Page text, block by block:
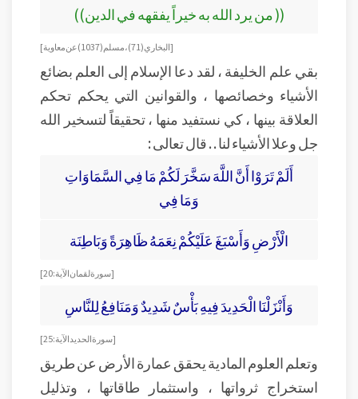
(( من يرد الله به خيراً يفقهه في الدين))
[ البخاري ( 71 ) ، مسلم ( 1037 ) عن معاوية ]
بقي علم الخليفة ، لقد دعا الإسلام إلى العلم بضائع
الأشياء وخصائصها ، والقوانين التي يحكم تحكم
العلاقة بينها ، كي نستفيد منها ، تحقيقاً لتسخير الله
جل وعلا الأشياء لنا . . قال تعالى :
أَلَمْ تَرَوْا أَنَّ اللَّهَ سَخَّرَ لَكُمْ مَا فِي السَّمَاوَاتِ
وَمَا فِي
الْأَرْضِ وَأَسْبَغَ عَلَيْكُمْ نِعَمَهُ ظَاهِرَةً وَبَاطِنَة
[ سورة لقمان الآية : 20 ]
وَأَنْزَلْنَا الْحَدِيدَ فِيهِ بَأْسٌ شَدِيدٌ وَمَنَافِعُ لِلنَّاسِ
[ سورة الحديد الآية : 25 ]
وتعلم العلوم المادية يحقق عمارة الأرض عن طريق
استخراج ثرواتها ، واستثمار طاقاتها ، وتذليل